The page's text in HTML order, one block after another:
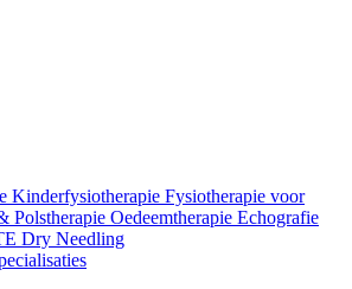
Kinderfysiotherapie Fysiotherapie voor
Polstherapie Oedeemtherapie Echografie
Dry Needling